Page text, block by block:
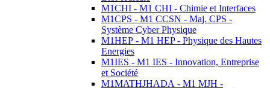
M1CHI - M1 CHI - Chimie et Interfaces
M1CPS - M1 CCSN - Maj. CPS -
Système Cyber Physique
M1HEP - M1 HEP - Physique des Hautes
Energies
M1IES - M1 IES - Innovation, Entreprise
et Société
M1MATHJHADA - M1 MJH -